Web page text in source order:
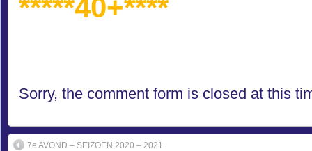
*****40+****
Sorry, the comment form is closed at this
7e AVOND – SEIZOEN 2020 – 2021.